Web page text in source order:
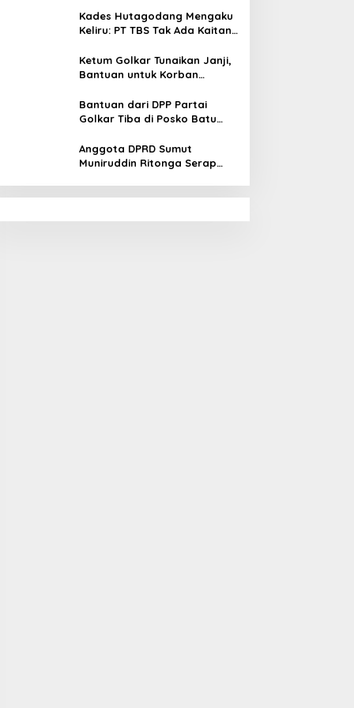
Kades Hutagodang Mengaku
Keliru: PT TBS Tak Ada Kaitan
Tapsel
Ketum Golkar Tunaikan Janji,
Bantuan untuk Korban
Disalurkan
Bantuan dari DPP Partai
Golkar Tiba di Posko Batu
Anggota DPRD Sumut
Muniruddin Ritonga Serap